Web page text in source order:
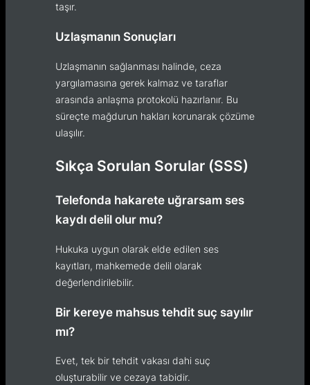
taşır.
Uzlaşmanın Sonuçları
Uzlaşmanın sağlanması halinde, ceza
yargılamasına gerek kalmaz ve taraflar
arasında anlaşma protokolü hazırlanır. Bu
süreçte mağdurun hakları korunarak çözüme
ulaşılır.
Sıkça Sorulan Sorular (SSS)
Telefonda hakarete uğrarsam ses
kaydı delil olur mu?
Hukuka uygun olarak elde edilen ses
kayıtları, mahkemede delil olarak
değerlendirilebilir.
Bir kereye mahsus tehdit suç sayılır
mı?
Evet, tek bir tehdit vakası dahi suç
oluşturabilir ve cezaya tabidir.